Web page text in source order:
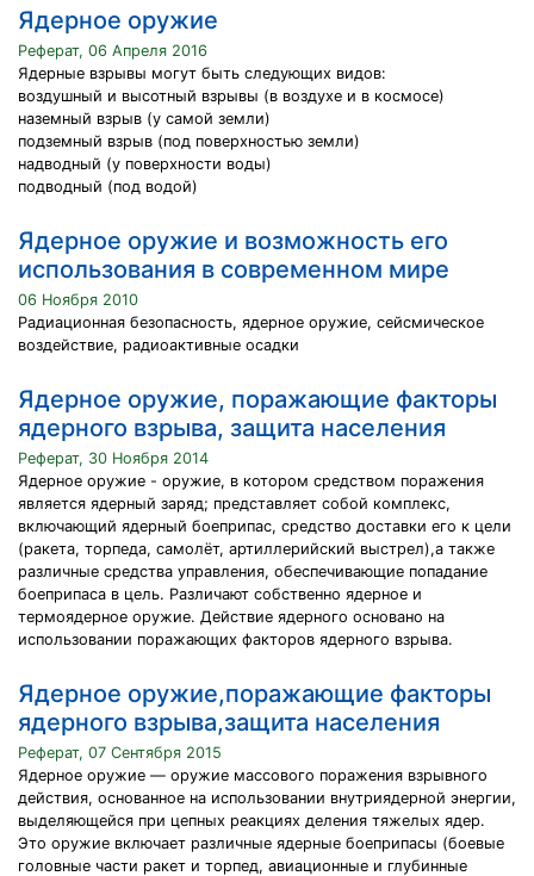
Ядерное оружие
Реферат, 06 Апреля 2016
Ядерные взрывы могут быть следующих видов:
воздушный и высотный взрывы (в воздухе и в космосе)
наземный взрыв (у самой земли)
подземный взрыв (под поверхностью земли)
надводный (у поверхности воды)
подводный (под водой)
Ядерное оружие и возможность его
использования в современном мире
06 Ноября 2010
Радиационная безопасность, ядерное оружие, сейсмическое
воздействие, радиоактивные осадки
Ядерное оружие, поражающие факторы
ядерного взрыва, защита населения
Реферат, 30 Ноября 2014
Ядерное оружие - оружие, в котором средством поражения
является ядерный заряд; представляет собой комплекс,
включающий ядерный боеприпас, средство доставки его к цели
(ракета, торпеда, самолёт, артиллерийский выстрел),а также
различные средства управления, обеспечивающие попадание
боеприпаса в цель. Различают собственно ядерное и
термоядерное оружие. Действие ядерного основано на
использовании поражающих факторов ядерного взрыва.
Ядерное оружие,поражающие факторы
ядерного взрыва,защита населения
Реферат, 07 Сентября 2015
Ядерное оружие — оружие массового поражения взрывного
действия, основанное на использовании внутриядерной энергии,
выделяющейся при цепных реакциях деления тяжелых ядер.
Это оружие включает различные ядерные боеприпасы (боевые
головные части ракет и торпед, авиационные и глубинные